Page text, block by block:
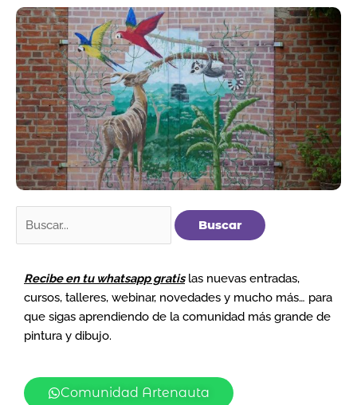
por:
Recibe en tu whatsapp gratislas nuevas entradas,
cursos, talleres, webinar, novedades y mucho más… para
que sigas aprendiendo de la comunidad más grande de
pintura y dibujo.
Comunidad Artenauta